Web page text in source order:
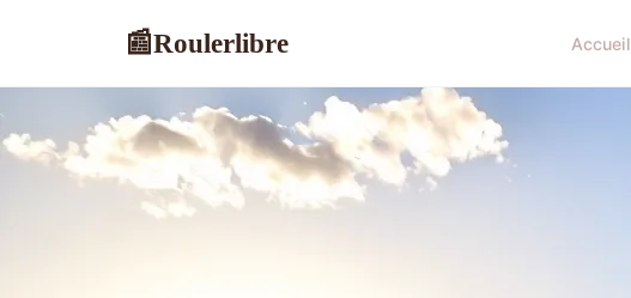
📰Roulerlibre Accueil